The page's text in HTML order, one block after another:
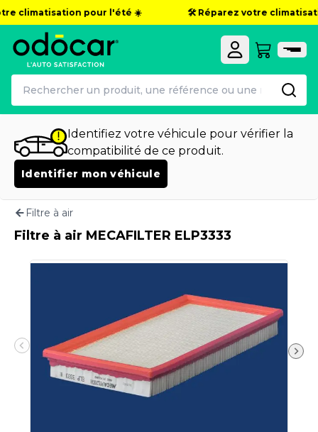
climatisation pour l'été ☀️ 🛠️ Réparez votre
Identifiez votre véhicule pour vérifier la
compatibilité de ce produit.
Identifier mon véhicule
Filtre à air
Filtre à air MECAFILTER ELP3333